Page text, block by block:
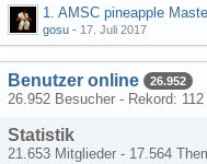
1. AMSC pineapple
gosu - 17. Juli 2017
Benutzer online 26.952
26.952 Besucher - Rekord:
Statistik
21.653 Mitglieder - 17.564